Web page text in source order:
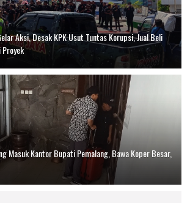
Aksi, Desak KPK Usut Tuntas Korupsi, Jual Beli
Masuk Kantor Bupati Pemalang, Bawa Koper Besar,